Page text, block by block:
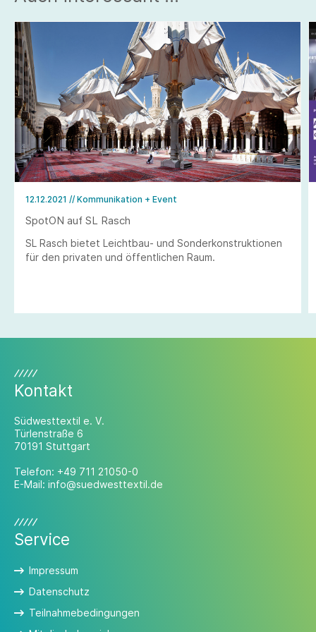
12.12.2021 // Kommunikation + Event
SpotON auf SL Rasch
SL Rasch bietet Leichtbau- und Sonderkonstruktionen
für den privaten und öffentlichen Raum.
Kontakt
Südwesttextil e. V.
Türlenstraße 6
70191 Stuttgart
Telefon: +49 711 21050-0
E-Mail: info@suedwesttextil.de
Service
Impressum
Datenschutz
Teilnahmebedingungen